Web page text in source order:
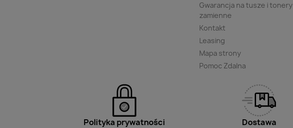
Gwarancja na tusze i tonery
zamienne
Kontakt
Leasing
Mapa strony
Pomoc Zdalna
Polityka prywatności Dostawa